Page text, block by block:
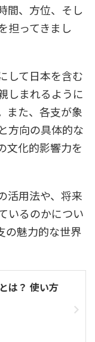
間、方位、そし
担ってきまし
して日本を含む
しまれるように
また、各支が象
方向の具体的な
文化的影響力を
活用法や、将来
いるのかについ
の魅力的な世界
は？ 使い方